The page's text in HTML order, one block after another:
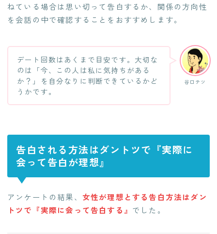
ねている場合は思い切って告白するか、関係の方向性
を会話の中で確認することをおすすめします。
谷口テツ
デート回数はあくまで目安です。大切な
のは「今、この人は私に気持ちがある
か？」を自分なりに判断できているかど
うかです。
告白される方法はダントツで『実際に
会って告白が理想』
アンケートの結果、 女性が理想とする告白方法はダン
トツで『実際に会って告白する』 でした。